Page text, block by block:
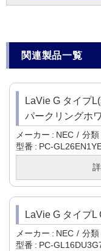
関連製品一覧
LaVie G タイプ
パークリングホ
メーカー NEC 分類
型番
PC-
LaVie G タイプ
メーカー NEC 分類
型番
PC-